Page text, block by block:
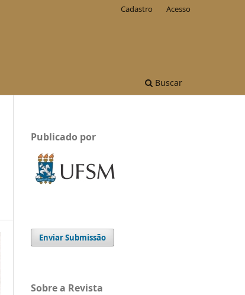
Buscar
Cadastro Acesso
Publicado por
Enviar Submissão
Sobre a Revista